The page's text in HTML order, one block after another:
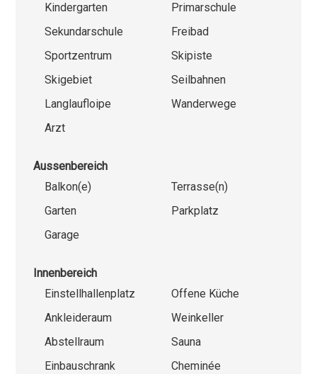
Kindergarten
Primarschule
Sekundarschule
Freibad
Sportzentrum
Skipiste
Skigebiet
Seilbahnen
Langlaufloipe
Wanderwege
Arzt
Aussenbereich
Balkon(e)
Terrasse(n)
Garten
Parkplatz
Garage
Innenbereich
Einstellhallenplatz
Offene Küche
Ankleideraum
Weinkeller
Abstellraum
Sauna
Einbauschrank
Cheminée